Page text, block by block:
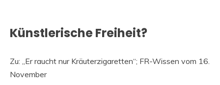
Künstlerische Freiheit?
Zu: „Er raucht nur Kräuterzigaretten“; FR-Wissen vom 16.
November